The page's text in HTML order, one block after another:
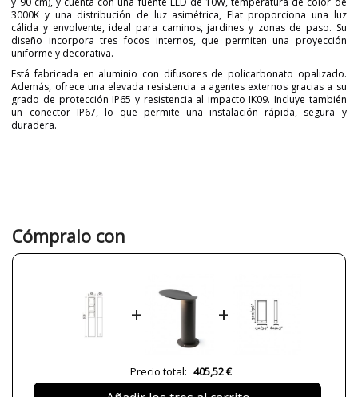
3000K y una distribución de luz asimétrica, Flat proporciona una luz
cálida y envolvente, ideal para caminos, jardines y zonas de paso. Su
diseño incorpora tres focos internos, que permiten una proyección
uniforme y decorativa.
Está fabricada en aluminio con difusores de policarbonato opalizado.
Además, ofrece una elevada resistencia a agentes externos gracias a su
grado de protección IP65 y resistencia al impacto IK09. Incluye también
un conector IP67, lo que permite una instalación rápida, segura y
duradera.
Ancho (cm)
Alto (cm)
1 semana
1550 lm
Cómpralo con
+ +
Precio total: 405,52 €